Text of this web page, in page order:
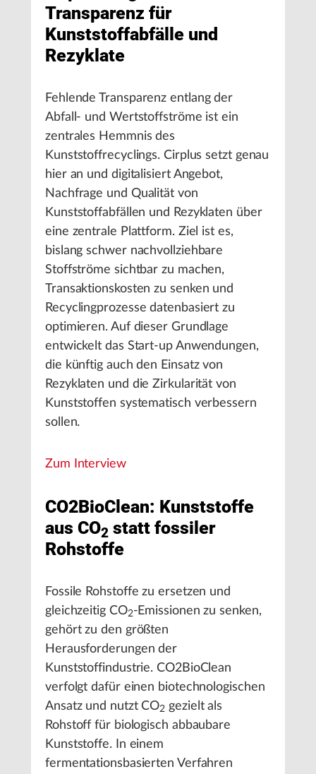
Transparenz für
Kunststoffabfälle und
Rezyklate
Fehlende Transparenz entlang der
Abfall- und Wertstoffströme ist ein
zentrales Hemmnis des
Kunststoffrecyclings. Cirplus setzt genau
hier an und digitalisiert Angebot,
Nachfrage und Qualität von
Kunststoffabfällen und Rezyklaten über
eine zentrale Plattform. Ziel ist es,
bislang schwer nachvollziehbare
Stoffströme sichtbar zu machen,
Transaktionskosten zu senken und
Recyclingprozesse datenbasiert zu
optimieren. Auf dieser Grundlage
entwickelt das Start-up Anwendungen,
die künftig auch den Einsatz von
Rezyklaten und die Zirkularität von
Kunststoffen systematisch verbessern
sollen.
Zum Interview
CO2BioClean: Kunststoffe
aus CO2 statt fossiler
Rohstoffe
Fossile Rohstoffe zu ersetzen und
gleichzeitig CO2-Emissionen zu senken,
gehört zu den größten
Herausforderungen der
Kunststoffindustrie. CO2BioClean
verfolgt dafür einen biotechnologischen
Ansatz und nutzt CO2 gezielt als
Rohstoff für biologisch abbaubare
Kunststoffe. In einem
fermentationsbasierten Verfahren